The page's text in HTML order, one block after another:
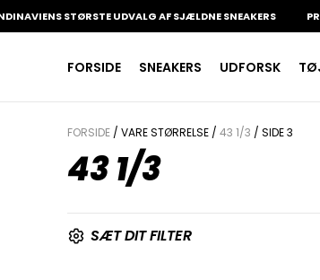
STØRSTE UDVALG AF SJÆLDNE SNEAKERS
FORSIDE SNEAKERS UDFORSK
INDKØBSKURV
Din kurv er tom.
FORSIDE / VARE STØRRELSE / 43 1/3 / SIDE 3
43 1/3
SÆT DIT FILTER